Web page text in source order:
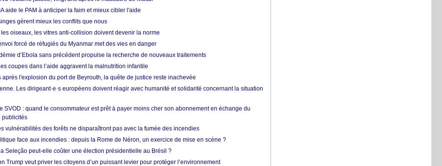
aide le PAM à anticiper la faim et mieux cibler l'aide
gèrent mieux les conflits que nous
les oiseaux, les vitres anti-collision doivent devenir la norme
forcé de réfugiés du Myanmar met des vies en danger
d’Ebola sans précédent propulse la recherche de nouveaux traitements
coupes dans l’aide aggravent la malnutrition infantile
après l'explosion du port de Beyrouth, la quête de justice reste inachevée
Les dirigeant·e·s européens doivent réagir avec humanité et solidarité concernant la situation
SVOD : quand le consommateur est prêt à payer moins cher son abonnement en échange du
publicités
vulnérabilités des forêts ne disparaîtront pas avec la fumée des incendies
face aux incendies : depuis la Rome de Néron, un exercice de mise en scène ?
Seleção peut-elle coûter une élection présidentielle au Brésil ?
Trump veut priver les citoyens d’un puissant levier pour protéger l’environnement